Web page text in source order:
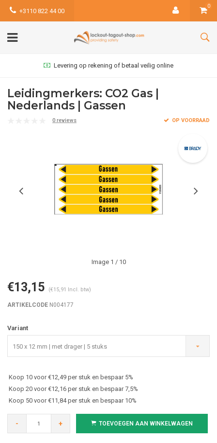
+3110 822 44 00
0
Levering op rekening of betaal veilig online
Leidingmerkers: CO2 Gas |
Nederlands | Gassen
0 reviews OP VOORRAAD
Image 1 / 10
€13,15 (€15,91 Incl. btw)
ARTIKELCODE N004177
Variant
150 x 12 mm | met drager | 5 stuks
Koop 10 voor €12,49 per stuk en bespaar 5%
Koop 20 voor €12,16 per stuk en bespaar 7,5%
Koop 50 voor €11,84 per stuk en bespaar 10%
- + TOEVOEGEN AAN WINKELWAGEN